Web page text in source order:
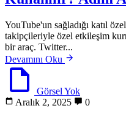
YouTube'un sağladığı katıl
takipçileriyle özel etkileşim
bir araç. Twitter...
Devamını Oku
Görsel Yok
Aralık 2, 2025
0